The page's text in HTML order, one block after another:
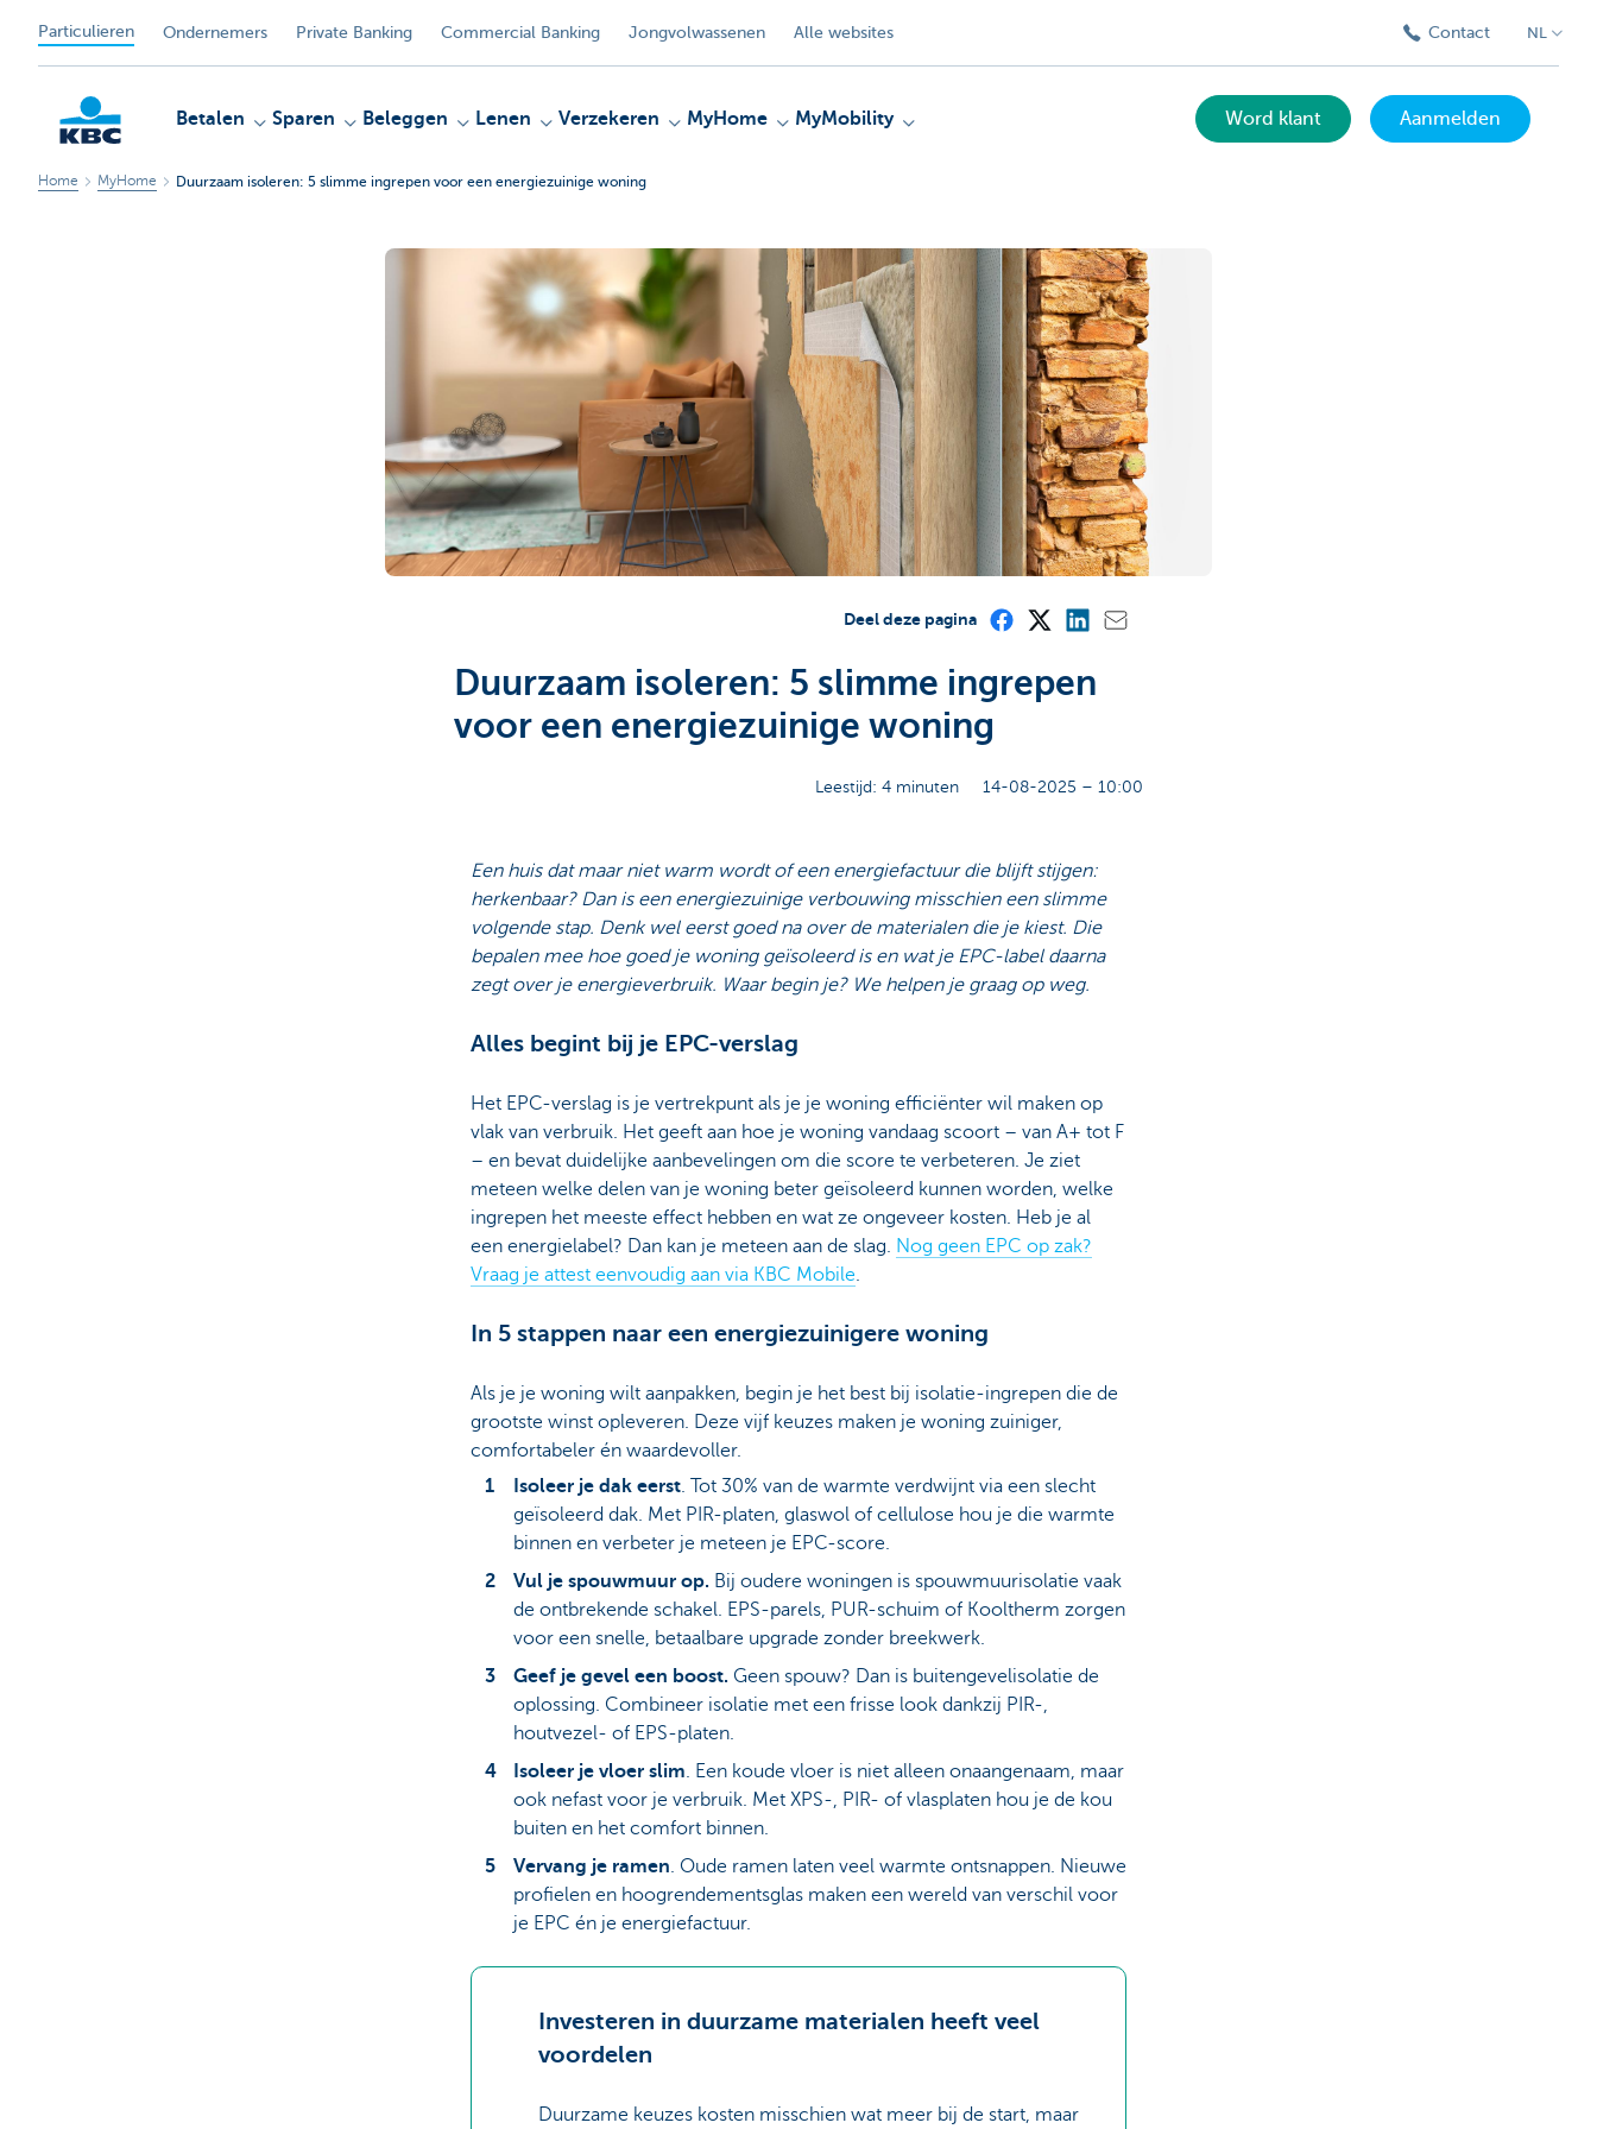
Particulieren Ondernemers Private Banking Commercial Banking Jongvolwassenen Alle websites Contact NL
Betalen Sparen Beleggen Lenen Verzekeren MyHome MyMobility Word klant Aanmelden
Home MyHome Duurzaam isoleren: 5 slimme ingrepen voor een energiezuinige woning
Deel deze pagina
Duurzaam isoleren: 5 slimme ingrepen
voor een energiezuinige woning
Leestijd: 4 minuten 14-08-2025 – 10:00
Een huis dat maar niet warm wordt of een energiefactuur die blijft stijgen:
herkenbaar? Dan is een energiezuinige verbouwing misschien een slimme
volgende stap. Denk wel eerst goed na over de materialen die je kiest. Die
bepalen mee hoe goed je woning geïsoleerd is en wat je EPC-label daarna
zegt over je energieverbruik. Waar begin je? We helpen je graag op weg.
Alles begint bij je EPC-verslag
Het EPC-verslag is je vertrekpunt als je je woning efficiënter wil maken op
vlak van verbruik. Het geeft aan hoe je woning vandaag scoort – van A+ tot F
– en bevat duidelijke aanbevelingen om die score te verbeteren. Je ziet
meteen welke delen van je woning beter geïsoleerd kunnen worden, welke
ingrepen het meeste effect hebben en wat ze ongeveer kosten. Heb je al
een energielabel? Dan kan je meteen aan de slag.
Nog geen EPC op zak?
Vraag je attest eenvoudig aan via KBC Mobile
In 5 stappen naar een energiezuinigere woning
Als je je woning wilt aanpakken, begin je het best bij isolatie-ingrepen die de
grootste winst opleveren. Deze vijf keuzes maken je woning zuiniger,
comfortabeler én waardevoller.
Isoleer je dak eerst. Tot 30% van de warmte verdwijnt via een slecht
geïsoleerd dak. Met PIR-platen, glaswol of cellulose hou je die warmte
binnen en verbeter je meteen je EPC-score.
Vul je spouwmuur op. Bij oudere woningen is spouwmuurisolatie vaak
de ontbrekende schakel. EPS-parels, PUR-schuim of Kooltherm zorgen
voor een snelle, betaalbare upgrade zonder breekwerk.
Geef je gevel een boost. Geen spouw? Dan is buitengevelisolatie de
oplossing. Combineer isolatie met een frisse look dankzij PIR-,
houtvezel- of EPS-platen.
Isoleer je vloer slim. Een koude vloer is niet alleen onaangenaam, maar
ook nefast voor je verbruik. Met XPS-, PIR- of vlasplaten hou je de kou
buiten en het comfort binnen.
Vervang je ramen. Oude ramen laten veel warmte ontsnappen. Nieuwe
profielen en hoogrendementsglas maken een wereld van verschil voor
je EPC én je energiefactuur.
Investeren in duurzame materialen heeft veel
voordelen
Duurzame keuzes kosten misschien wat meer bij de start, maar